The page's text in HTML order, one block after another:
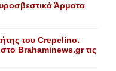
Άρματα
του Crepelino.
Brahaminews.gr τις